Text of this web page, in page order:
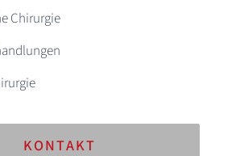
Chirurgie
KONTAKT